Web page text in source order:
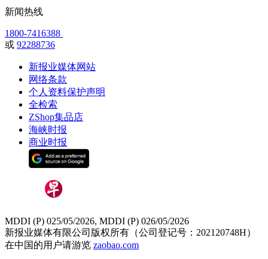
新闻热线
1800-7416388
或 92288736
新报业媒体网站
网络条款
个人资料保护声明
全检索
ZShop集品店
海峡时报
商业时报
MDDI (P) 025/05/2026, MDDI (P) 026/05/2026
新报业媒体有限公司版权所有（公司登记号：202120748H）
在中国的用户请游览 zaobao.com